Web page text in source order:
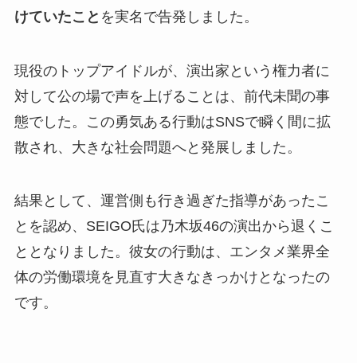
けていたこと を実名で告発しました。
現役のトップアイドルが、演出家という権力者に
対して公の場で声を上げることは、前代未聞の事
態でした。この勇気ある行動はSNSで瞬く間に拡
散され、大きな社会問題へと発展しました。
結果として、運営側も行き過ぎた指導があったこ
とを認め、SEIGO氏は乃木坂46の演出から退くこ
ととなりました。彼女の行動は、エンタメ業界全
体の労働環境を見直す大きなきっかけとなったの
です。